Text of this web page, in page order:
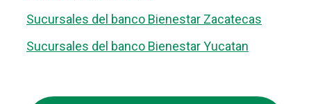
Sucursales del banco Bienestar Zacatecas
Sucursales del banco Bienestar Yucatan